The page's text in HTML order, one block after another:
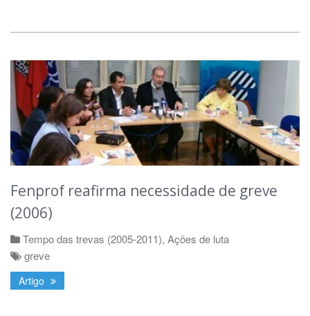
Fenprof reafirma necessidade de greve
(2006)
Tempo das trevas (2005-2011), Ações de luta
greve
Artigo